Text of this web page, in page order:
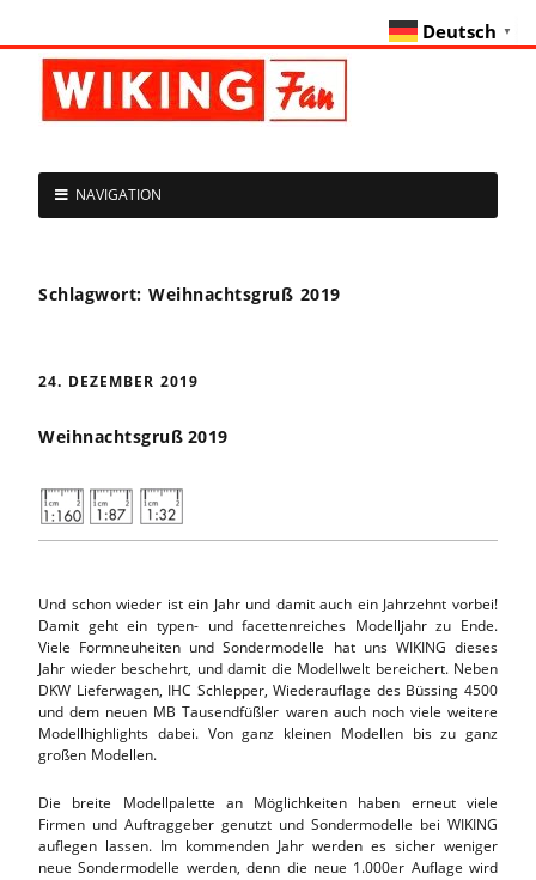
NAVIGATION
Schlagwort: Weihnachtsgruß 2019
24. DEZEMBER 2019
Weihnachtsgruß 2019
Und schon wieder ist ein Jahr und damit auch ein Jahrzehnt vorbei!
Damit geht ein typen- und facettenreiches Modelljahr zu Ende.
Viele Formneuheiten und Sondermodelle hat uns WIKING dieses
Jahr wieder beschehrt, und damit die Modellwelt bereichert. Neben
DKW Lieferwagen, IHC Schlepper, Wiederauflage des Büssing 4500
und dem neuen MB Tausendfüßler waren auch noch viele weitere
Modellhighlights dabei. Von ganz kleinen Modellen bis zu ganz
großen Modellen.
Die breite Modellpalette an Möglichkeiten haben erneut viele
Firmen und Auftraggeber genutzt und Sondermodelle bei WIKING
auflegen lassen. Im kommenden Jahr werden es sicher weniger
neue Sondermodelle werden, denn die neue 1.000er Auflage wird
Deutsch ▼